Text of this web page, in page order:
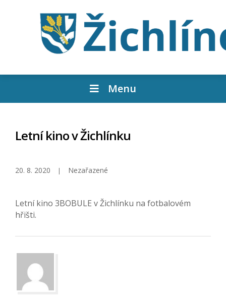
Menu
Letní kino v Žichlínku
20. 8. 2020 Nezařazené
Letní kino 3BOBULE v Žichlínku na fotbalovém
hřišti.